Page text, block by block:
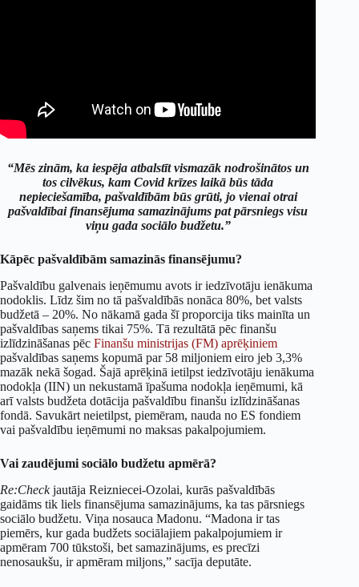
“Mēs zinām, ka iespēja atbalstīt vismazāk nodrošinātos un
tos cilvēkus, kam Covid krīzes laikā būs tāda
nepieciešamība, pašvaldībām būs grūti, jo vienai otrai
pašvaldībai finansējuma samazinājums pat pārsniegs visu
viņu gada sociālo budžetu.”
Kāpēc pašvaldībām samazinās finansējumu?
Pašvaldību galvenais ieņēmumu avots ir iedzīvotāju ienākuma
nodoklis. Līdz šim no tā pašvaldībās nonāca 80%, bet valsts
budžetā – 20%. No nākamā gada šī proporcija tiks mainīta un
pašvaldības saņems tikai 75%. Tā rezultātā pēc finanšu
izlīdzināšanas pēc Finanšu ministrijas (FM) aprēķiniem
pašvaldības saņems kopumā par 58 miljoniem eiro jeb 3,3%
mazāk nekā šogad. Šajā aprēķinā ietilpst iedzīvotāju ienākuma
nodokļa (IIN) un nekustamā īpašuma nodokļa ieņēmumi, kā
arī valsts budžeta dotācija pašvaldību finanšu izlīdzināšanas
fondā. Savukārt neietilpst, piemēram, nauda no ES fondiem
vai pašvaldību ieņēmumi no maksas pakalpojumiem.
Vai zaudējumi sociālo budžetu apmērā?
Re:Checkjautāja Reizniecei-Ozolai, kurās pašvaldībās
gaidāms tik liels finansējuma samazinājums, ka tas pārsniegs
sociālo budžetu. Viņa nosauca Madonu. “Madona ir tas
piemērs, kur gada budžets sociālajiem pakalpojumiem ir
apmēram 700 tūkstoši, bet samazinājums, es precīzi
nenosaukšu, ir apmēram miljons,” sacīja deputāte.